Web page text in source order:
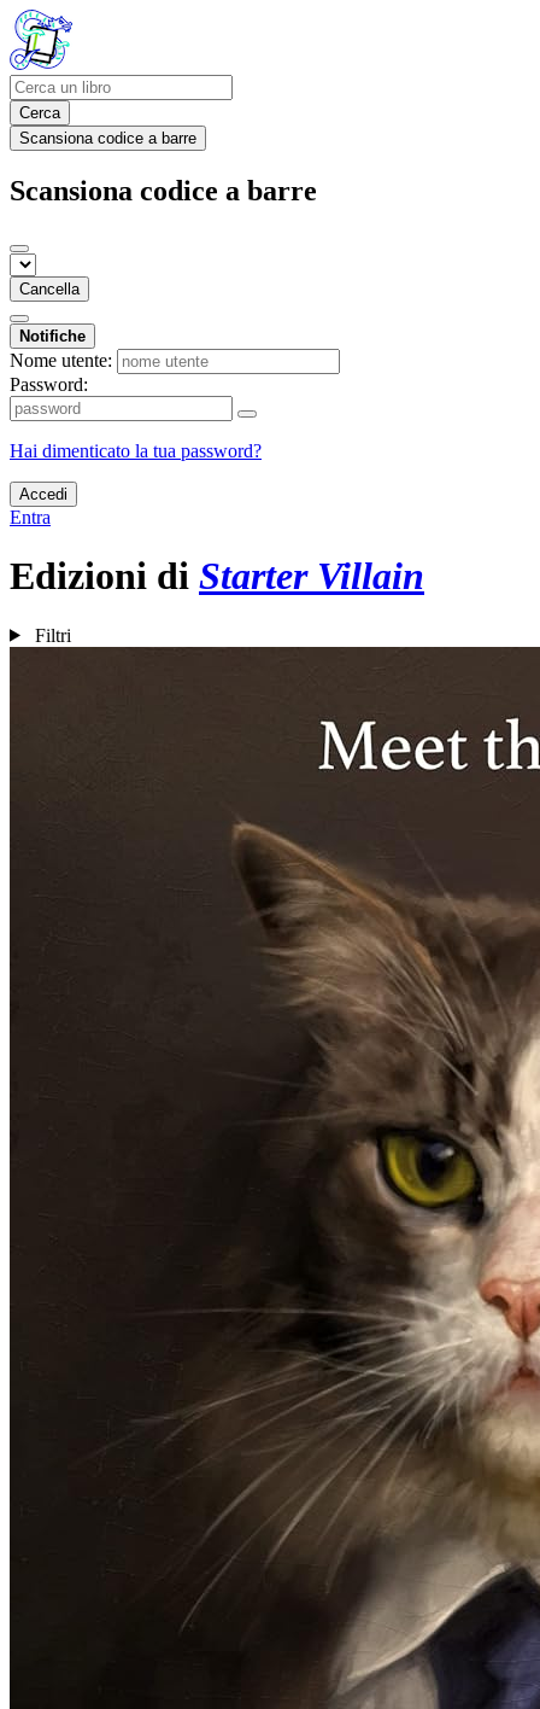
Cerca
Scansiona codice a barre
Scansiona codice a barre
Cancella
Notifiche
Nome utente:
Password:
Hai dimenticato la tua password?
Accedi
Entra
Edizioni di Starter Villain
Filtri